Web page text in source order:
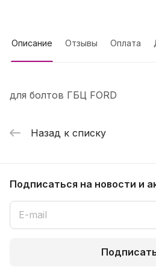
Описание Отзывы Оплата
для болтов ГБЦ FORD
Назад к списку
Подписаться на новости и